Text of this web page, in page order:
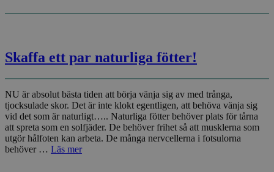
Skaffa ett par naturliga fötter!
NU är absolut bästa tiden att börja vänja sig av med trånga,
tjocksulade skor. Det är inte klokt egentligen, att behöva vänja sig
vid det som är naturligt….. Naturliga fötter behöver plats för tårna
att spreta som en solfjäder. De behöver frihet så att musklerna som
utgör hålfoten kan arbeta. De många nervcellerna i fotsulorna
behöver … Läs mer